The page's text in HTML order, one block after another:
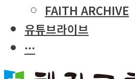
FAITH ARCHIVE
유튜브라이브
···